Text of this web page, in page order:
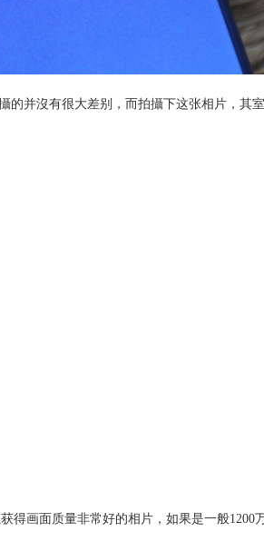
的并沒有很大差别，而拍攝下这张相片，其
画面质量非常好的相片，如果是一般